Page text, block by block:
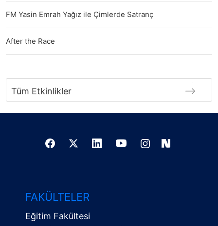
FM Yasin Emrah Yağız ile Çimlerde Satranç
After the Race
Tüm Etkinlikler
FAKÜLTELER
Eğitim Fakültesi